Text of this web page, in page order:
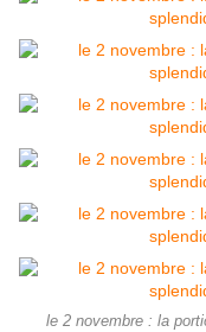
le 2 novembre : la